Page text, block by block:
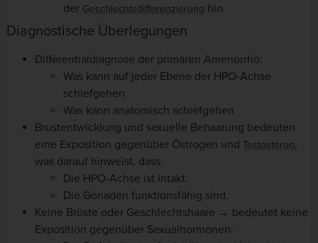
der Geschlechtsdifferenzierung hin.
Diagnostische Überlegungen
Differentialdiagnose der primären Amenorrhö:
Was kann auf jeder Ebene der HPO-Achse
schiefgehen
Was kann anatomisch schiefgehen
Brustentwicklung und sexuelle Behaarung bedeuten
eine Exposition gegenüber Östrogen und Testosteron,
was darauf hinweist, dass:
Die HPO-Achse ist intakt.
Die Gonaden funktionsfähig sind.
Keine Brüste oder Geschlechtshaare → bedeutet keine
Exposition gegenüber Sexualhormonen: